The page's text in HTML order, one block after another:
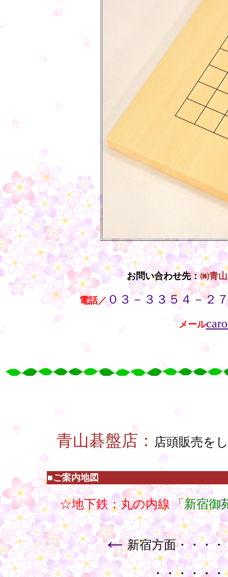
お問い合わせ先：㈱青
・・ 電話／０３－３３５４－２
・・メール
青山碁盤店：
店頭販売を
■ご案内地図
☆地下鉄：丸の内線「新宿御
←新宿方面・・・
・・・・・